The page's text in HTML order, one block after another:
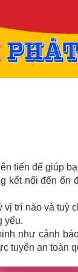
tiến để giúp
kết nối đến ổn
trí nào và tuỳ
yếu.
như cảnh
tuyến an toàn